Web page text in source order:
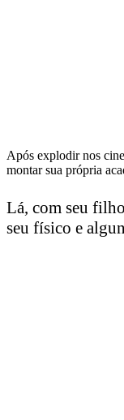
Após explodir nos
montar sua própria
Lá, com seu
seu físico e